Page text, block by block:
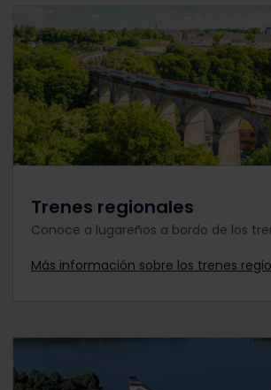
Trenes regionales
Conoce a lugareños a bordo de los
Más información sobre los trenes